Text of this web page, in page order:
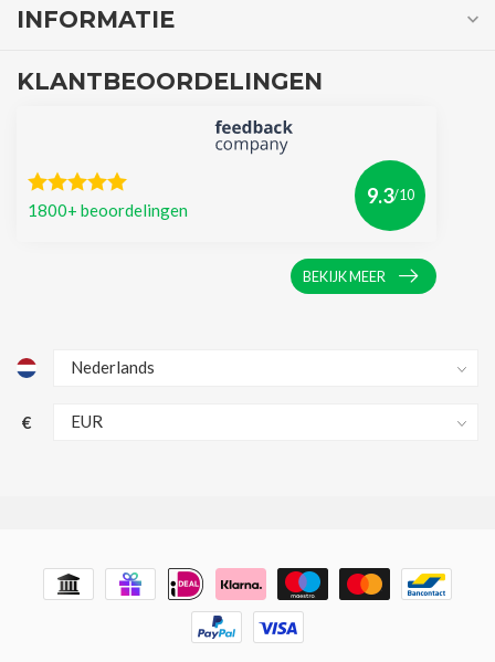
INFORMATIE
KLANTBEOORDELINGEN
1800+ beoordelingen
9.3/10
BEKIJK MEER
€